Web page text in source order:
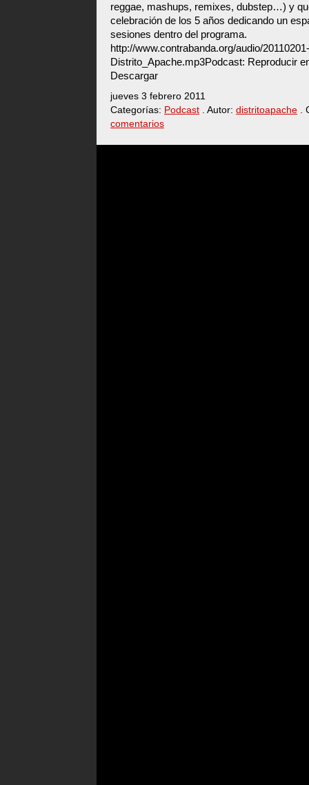
reggae, mashups, remixes, dubstep…) y
celebración de los 5 años dedicando un
sesiones dentro del programa.
http://www.contrabanda.org/audio/20110201-
Distrito_Apache.mp3Podcast: Reproducir
Descargar
jueves 3 febrero 2011
Categorías: Podcast . Autor: distritoapache .
comentarios